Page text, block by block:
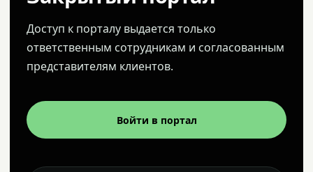
Доступ к порталу выдается только
ответственным сотрудникам и согласованным
представителям клиентов.
Войти в портал